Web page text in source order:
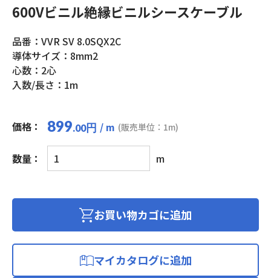
600Vビニル絶縁ビニルシースケーブル
品番：VVR SV 8.0SQX2C
導体サイズ：8mm2
心数：2心
入数/長さ：1m
価格： 899.00円 / m (販売単位：1m)
数量：
600V
ビ
ル
m
お買い物カゴに追加
マイカタログに追加